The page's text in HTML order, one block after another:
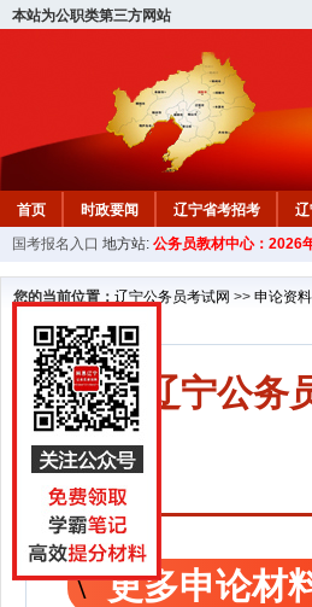
本站为公职类第三方网站
首页 时政要闻 辽宁省考招考
教材中心
国考报名入口 地方站: 公务员教材中心：2026
您的当前位置： 辽宁公务员考试网 >> 申论资料
2027辽宁公务
更多申论材